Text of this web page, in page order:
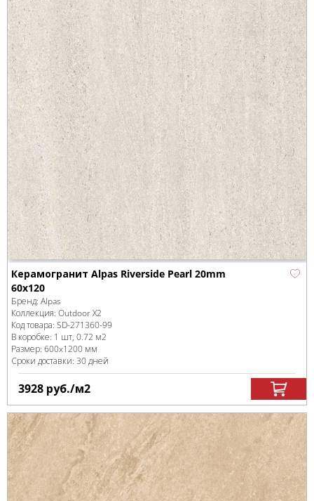
Керамогранит Alpas Riverside Pearl 20mm
60x120
Бренд: Alpas
Коллекция: Outdoor X2
Код товара: SD-271360-99
В коробке: 1 шт, 0.72 м2
Размер: 600x1200 мм
Сроки доставки: 30 дней
3928 руб./м2